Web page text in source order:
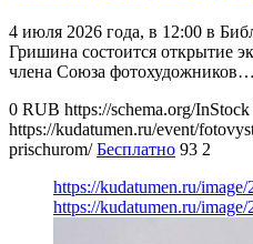
4 июля 2026 года, в 12:00 в
Гришина состоится открытие
члена Союза фотохудожников…
0 RUB https://schema.org/InStock
https://kudatumen.ru/event/
prischurom/ Бесплатно 93 2
https://kudatumen.ru/
https://kudatumen.ru/